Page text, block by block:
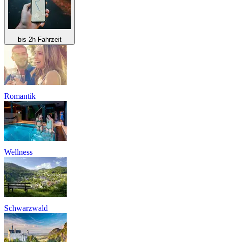
bis 2h Fahrzeit
Romantik
Wellness
Schwarzwald